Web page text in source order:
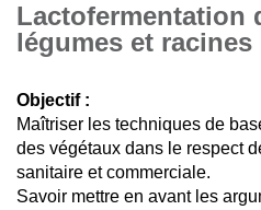
Lactofermentation
légumes et racines
Objectif :
Maîtriser les techniques de
des végétaux dans le respect
sanitaire et commerciale.
Savoir mettre en avant les